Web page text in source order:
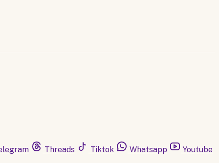
Threads Tiktok Whatsapp Youtube